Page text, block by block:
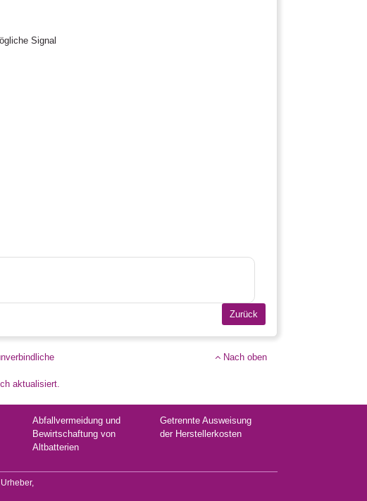
Signal
aktualisiert.
Nach oben
Abfallvermeidung und
Bewirtschaftung von
Altbatterien
Getrennte Ausweisung
der Herstellerkosten